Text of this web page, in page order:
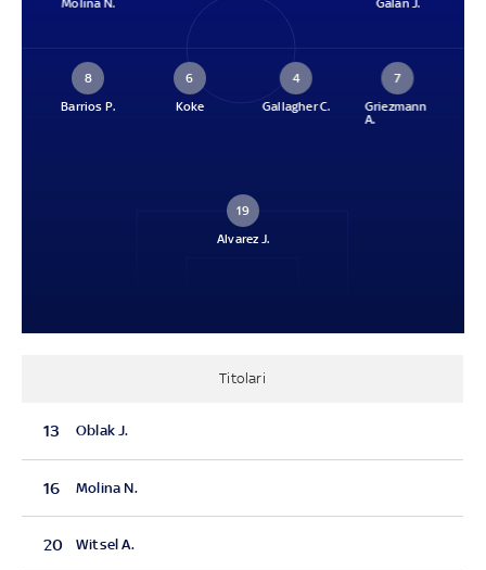
Molina N.
Galán J.
8
Barrios P.
6
Koke
4
Gallagher C.
7
Griezmann
A.
19
Alvarez J.
Titolari
13 Oblak J.
16 Molina N.
20 Witsel A.